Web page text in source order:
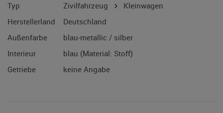
Typ
Zivilfahrzeug
Kleinwagen
Herstellerland
Deutschland
Außenfarbe
blau-metallic / silber
Interieur
blau (Material: Stoff)
Getriebe
keine Angabe